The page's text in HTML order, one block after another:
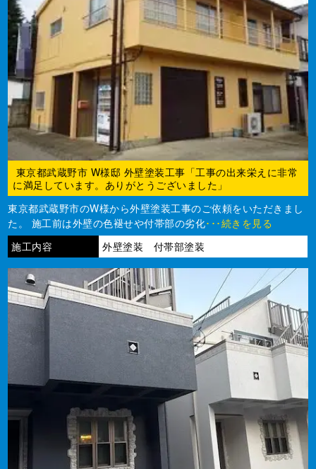
東京都武蔵野市 W様邸 外壁塗装工事「工事の出来栄えに非常
に満足しています。ありがとうございました」
東京都武蔵野市のW様から外壁塗装工事のご依頼をいただきまし
た。 施工前は外壁の色褪せや付帯部の劣化･･･続きを見る
施工内容
外壁塗装 付帯部塗装